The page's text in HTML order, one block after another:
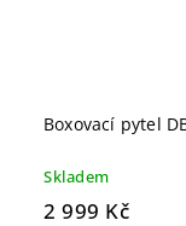
Boxovací pytel
Skladem
2 999 Kč